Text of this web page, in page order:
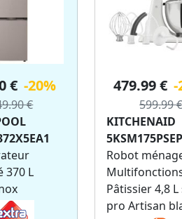
€ -20%
€
370 L
479.99 € -
599.99 €
KITCHENAID
Robot
Pâtissier 4,8 L
pro Artisan